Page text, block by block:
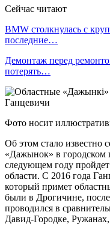
Сейчас читают
BMW столкнулась с
последние…
Демонтаж перед
потерять…
Фото носит
Об этом стало известно
«Дажынок» в городском
следующем году пройдет
области. С 2016 года
который примет
были в Дрогичине,
проводился в
Давид-Городке,